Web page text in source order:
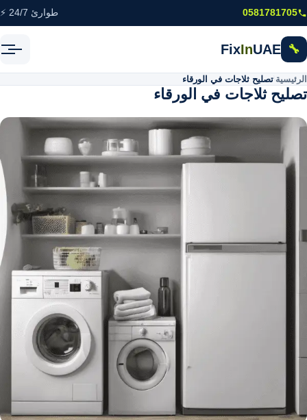
تخطى إلى المحتوى الرئيسي
0581781705 طوارئ 24/7 ⚡
🔧
FixInUAE
الرئيسية تصليح ثلاجات في الورقاء
تصليح ثلاجات في الورقاء